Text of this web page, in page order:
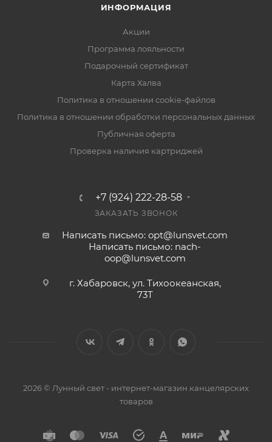
ИНФОРМАЦИЯ
Акции
Программа лояльности
Подарочный сертификат
Карта Халва
Политика в отношении cookie-файлов
Политика в отношении обработки персональных данных
Публичная оферта
Проверка наличия картриджей
+7 (924) 222-28-58
ЗАКАЗАТЬ ЗВОНОК
Написать письмо: opt@lunsvet.com
Написать письмо: nach-
oop@lunsvet.com
г. Хабаровск, ул. Тихоокеанская,
73Т
2026 © Лунный свет - интернет-магазин канцелярских
товаров